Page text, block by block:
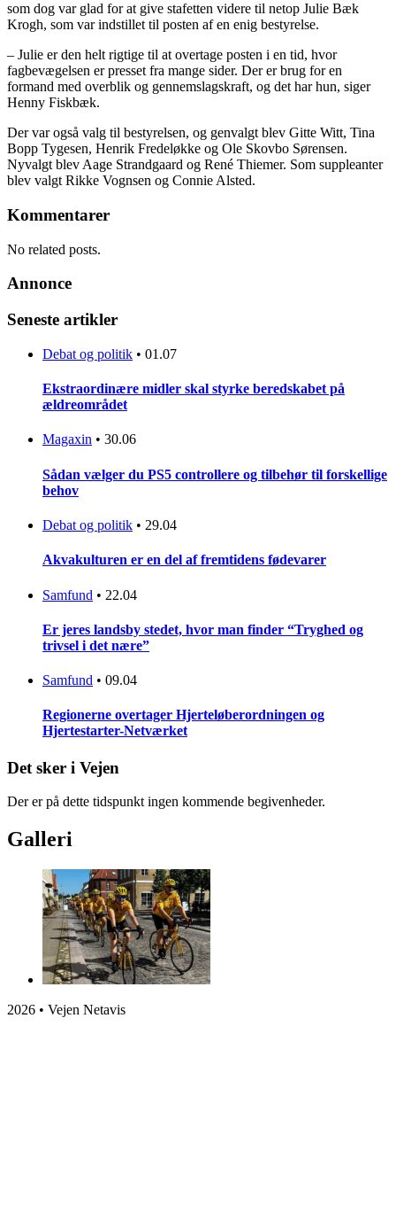
som dog var glad for at give stafetten videre til netop Julie Bæk
Krogh, som var indstillet til posten af en enig bestyrelse.
– Julie er den helt rigtige til at overtage posten i en tid, hvor
fagbevægelsen er presset fra mange sider. Der er brug for en
formand med overblik og gennemslagskraft, og det har hun, siger
Henny Fiskbæk.
Der var også valg til bestyrelsen, og genvalgt blev Gitte Witt, Tina
Bopp Tygesen, Henrik Fredeløkke og Ole Skovbo Sørensen.
Nyvalgt blev Aage Strandgaard og René Thiemer. Som suppleanter
blev valgt Rikke Vognsen og Connie Alsted.
Kommentarer
No related posts.
Annonce
Seneste artikler
Debat og politik • 01.07
Ekstraordinære midler skal styrke beredskabet på
ældreområdet
Magaxin • 30.06
Sådan vælger du PS5 controllere og tilbehør til forskellige
behov
Debat og politik • 29.04
Akvakulturen er en del af fremtidens fødevarer
Samfund • 22.04
Er jeres landsby stedet, hvor man finder “Tryghed og
trivsel i det nære”
Samfund • 09.04
Regionerne overtager Hjerteløberordningen og
Hjertestarter-Netværket
Det sker i Vejen
Der er på dette tidspunkt ingen kommende begivenheder.
Galleri
2026 • Vejen Netavis